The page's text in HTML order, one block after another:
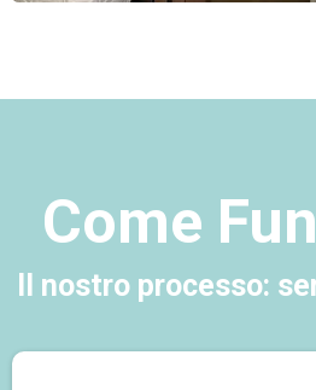
Come
Il nostro processo: